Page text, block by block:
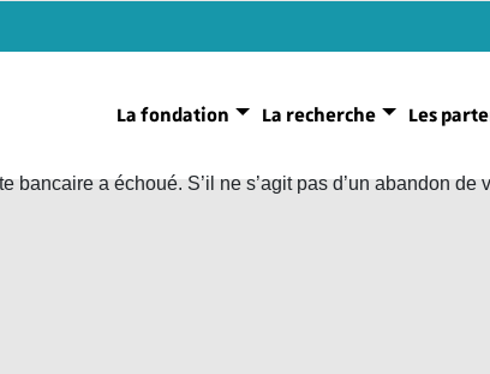
La fondation La recherche Les
bancaire a échoué. S’il ne s’agit pas d’un abandon